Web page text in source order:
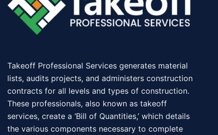
Takeoff Professional Services generates material
lists, audits projects, and administers construction
contracts for all levels and types of construction.
These professionals, also known as takeoff
services, create a ‘Bill of Quantities,’ which details
the various components necessary to complete